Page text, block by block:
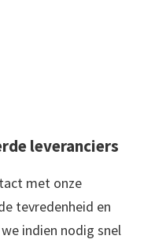
leveranciers
met onze
tevredenheid en
indien nodig snel